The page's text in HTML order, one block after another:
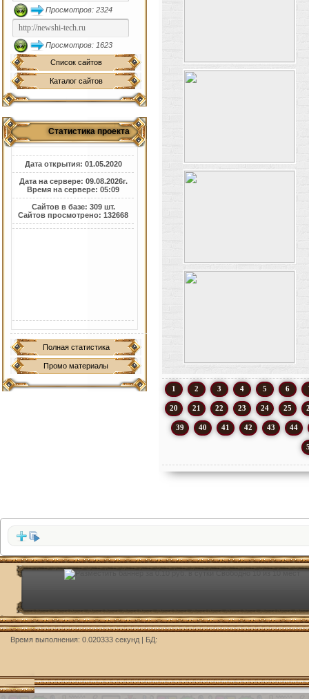
Просмотров: 2324
Просмотров: 1623
Список сайтов
Каталог сайтов
Статистика проекта
Дата открытия: 01.05.2020
Дата на сервере: 09.08.2026г.
Время на сервере: 05:09
Сайтов в базе: 309 шт.
Сайтов просмотрено: 132668
Полная статистика
Промо материалы
1 2 3 4 5 6
20 21 22 23 24 25
39 40 41 42 43 44
Время выполнения: 0.020333 секунд | БД: